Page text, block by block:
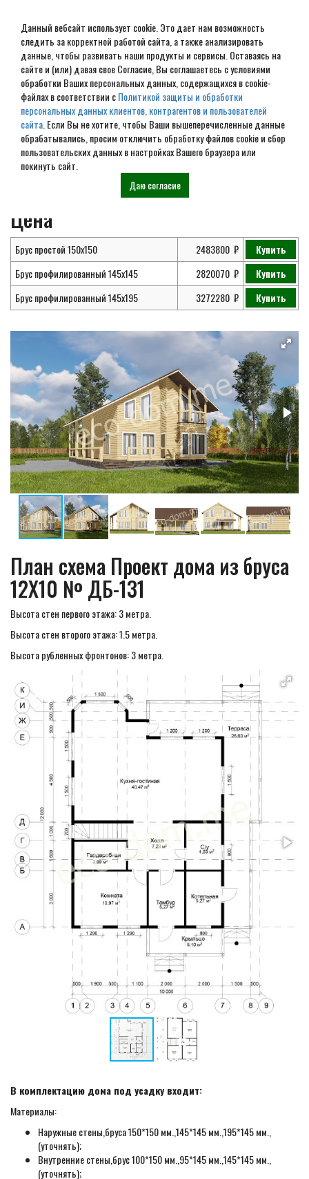
Данный вебсайт использует cookie. Это дает нам возможность
следить за корректной работой сайта, а также анализировать
данные, чтобы развивать наши продукты и сервисы. Оставаясь на
сайте и (или) давая свое Согласие, Вы соглашаетесь с условиями
обработки Ваших персональных данных, содержащихся в cookie-
файлах в соответствии сПолитикой защиты и обработки
персональных данных клиентов, контрагентов и пользователей
сайта . Если Вы не хотите, чтобы Ваши вышеперечисленные данные
обрабатывались, просим отключить обработку файлов cookie и сбор
пользовательских данных в настройках Вашего браузера или
покинуть сайт.
Даю согласие
Дом из бруса № ДБ-131
Главная Проекты
Дома из
бруса
Проект дома из бруса 12X10 №
ДБ-131
Цена
Брус простой 150х150 2483800
Купить
Брус профилированный 145х145
2820070
Купить
Брус профилированный 145х195
3272280 Купить
План схема Проект дома из бруса
12X10 № ДБ-131
Высота стен первого этажа: 3 метра.
Высота стен второго этажа: 1.5 метра.
Высота рубленных фронтонов: 3 метра.
В комплектацию дома под усадку входит:
Материалы:
Наружные стены,бруса 150*150 мм.,145*145 мм.,195*145 мм.,
(уточнять);
Внутренние стены,брус 100*150 мм.,95*145 мм.,145*145 мм.,
(уточнять);